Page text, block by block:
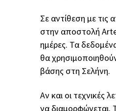
Σε αντίθεση με
στην αποστολή
ημέρες. Τα
θα
βάσης στη Σελήνη.
Αν και οι τεχνικές
να διαμορφώνεται.